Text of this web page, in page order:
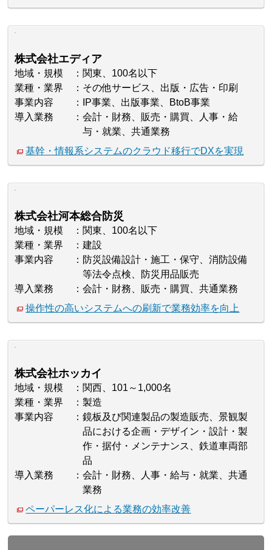
株式会社エディア
地域・規模
関東、100名以下
業種・業界
その他サービス、出版・広告・印刷
事業内容
IP事業、出版事業、BtoB事業
導入業務
会計・財務、販売・購買、人事・給
与・就業、共通業務
基幹・情報系システムのクラウド移行でDXを実現
株式会社河本総合防災
地域・規模
関東、100名以下
業種・業界
建設
事業内容
防災設備設計・施工・保守、消防設備
等法令点検、防災用品販売
導入業務
会計・財務、販売・購買、共通業務
操作性の高いシステムへの刷新で業務効率を向上
株式会社ホッカイ
地域・規模
関西、101～1,000名
業種・業界
製造
事業内容
鏡板及び関連製品の製造販売、景観製
品における企画・デザイン・設計・製
作・据付・メンテナンス、鉄道車両部
品
導入業務
会計・財務、人事・給与・就業、共通
業務
ペーパーレス化による業務の効率改善